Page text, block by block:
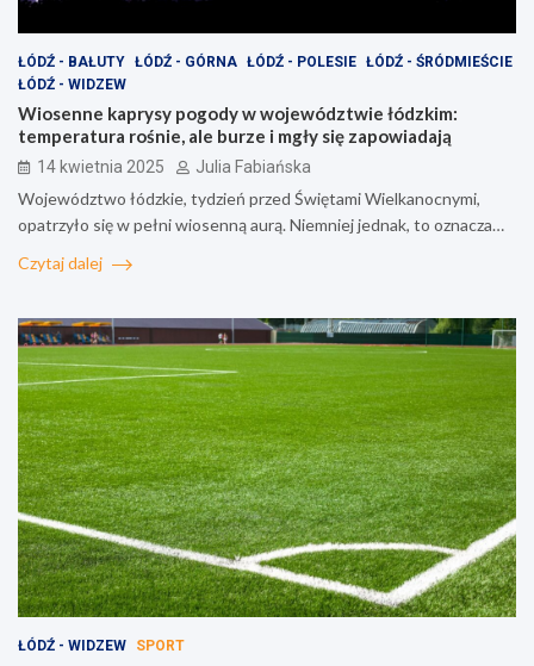
ŁÓDŹ - BAŁUTY ŁÓDŹ - GÓRNA ŁÓDŹ - POLESIE ŁÓDŹ - ŚRÓDMIEŚCIE
ŁÓDŹ - WIDZEW
Wiosenne kaprysy pogody w województwie łódzkim:
temperatura rośnie, ale burze i mgły się zapowiadają
14 kwietnia 2025 Julia Fabiańska
Województwo łódzkie, tydzień przed Świętami Wielkanocnymi,
opatrzyło się w pełni wiosenną aurą. Niemniej jednak, to oznacza…
Czytaj dalej
ŁÓDŹ - WIDZEW SPORT